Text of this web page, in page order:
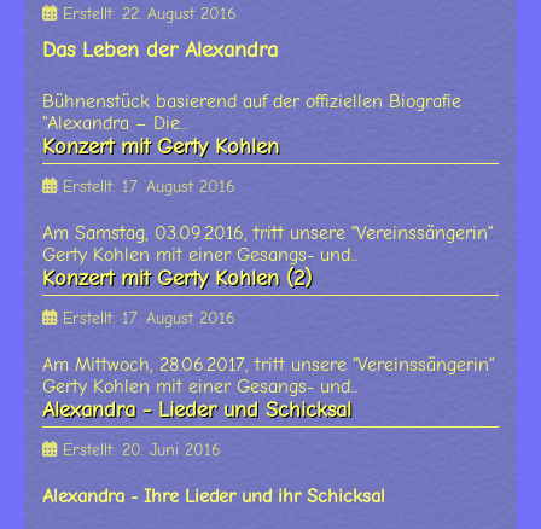
Erstellt: 22. August 2016
Das Leben der Alexandra
Bühnenstück basierend auf der offiziellen Biografie
"Alexandra – Die...
Konzert mit Gerty Kohlen
Erstellt: 17. August 2016
Am Samstag, 03.09.2016, tritt unsere "Vereinssängerin"
Gerty Kohlen mit einer Gesangs- und...
Konzert mit Gerty Kohlen (2)
Erstellt: 17. August 2016
Am Mittwoch, 28.06.2017, tritt unsere "Vereinssängerin"
Gerty Kohlen mit einer Gesangs- und...
Alexandra - Lieder und Schicksal
Erstellt: 20. Juni 2016
Alexandra - Ihre Lieder und ihr Schicksal